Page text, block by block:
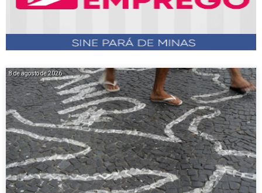
8 de agosto de 2026